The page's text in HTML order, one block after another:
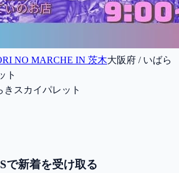
NO MARCHE IN 茨木大阪府 / いばら
ト
きスカイパレット
で新着を受け取る